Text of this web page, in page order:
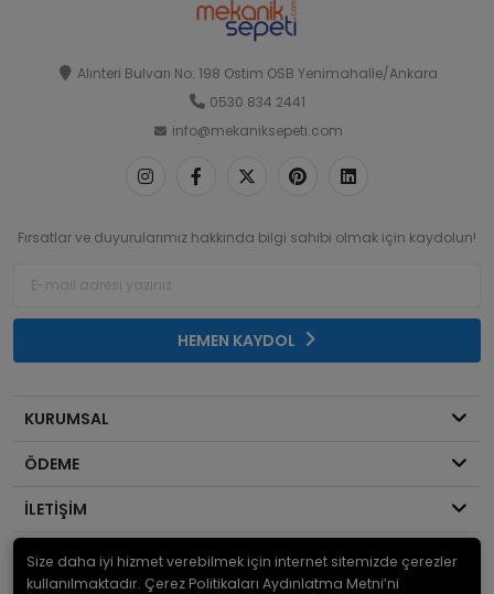
Alınteri Bulvarı No: 198 Ostim OSB Yenimahalle/Ankara
0530 834 2441
info@mekaniksepeti.com
Fırsatlar ve duyurularımız hakkında bilgi sahibi olmak için kaydolun!
HEMEN KAYDOL
KURUMSAL
ÖDEME
İLETİŞİM
© 2026Mekanik Sepeti. Bir Serdaroğlu A.Ş markasıdır ve tüm hakları
saklıdır.
Size daha iyi hizmet verebilmek için internet sitemizde çerezler
kullanılmaktadır. Çerez Politikaları Aydınlatma Metni’ni